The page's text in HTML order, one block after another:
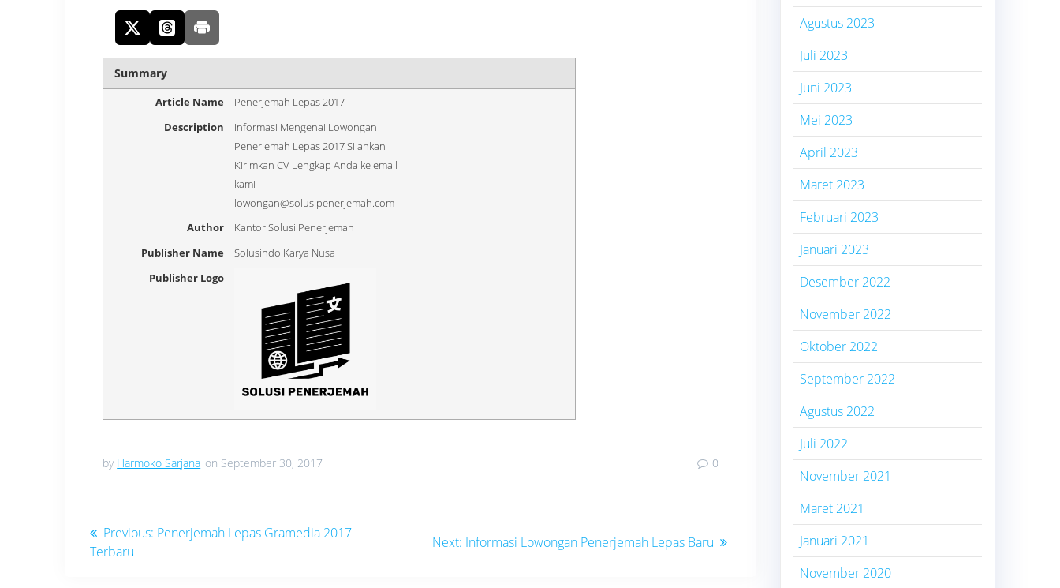
Summary
Article Name
Penerjemah Lepas 2017
Description
Informasi Mengenai Lowongan
Penerjemah Lepas 2017 Silahkan
Kirimkan CV Lengkap Anda ke email
kami
lowongan@solusipenerjemah.com
Author
Kantor Solusi Penerjemah
Publisher Name
Solusindo Karya Nusa
Publisher Logo
by Harmoko Sarjana on September 30, 2017 0
Navigasi
pos
Previous: Previous
Penerjemah Lepas Gramedia 2017
Terbaru
Next: Next
Informasi Lowongan Penerjemah Lepas Baru
Agustus 2023
Juli 2023
Juni 2023
Mei 2023
April 2023
Maret 2023
Februari 2023
Januari 2023
Desember 2022
November 2022
Oktober 2022
September 2022
Agustus 2022
Juli 2022
November 2021
Maret 2021
Januari 2021
November 2020